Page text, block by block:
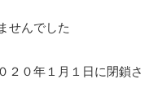
せんでした
２０年１月１日に閉鎖さ